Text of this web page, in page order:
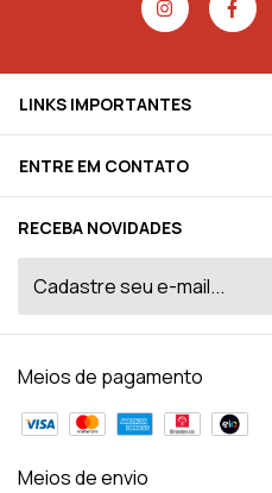
LINKS IMPORTANTES
ENTRE EM CONTATO
RECEBA NOVIDADES
Meios de pagamento
Meios de envio